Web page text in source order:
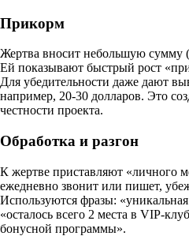
Прикорм
Жертва вносит небольшую сумму
Ей показывают быстрый рост
Для убедительности даже дают
например, 20-30 долларов. Это
честности проекта.
Обработка и разгон
К жертве приставляют «личного
ежедневно звонит или пишет,
Используются фразы: «уникальная
«осталось всего 2 места в VIP-
бонусной программы».